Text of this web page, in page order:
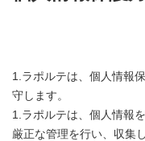
1.ラポルテは、個人情報
守します。
1.ラポルテは、個人情報
厳正な管理を行い、収集